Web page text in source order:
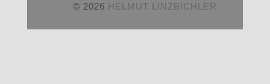
© 2026 HELMUT LINZBICHLER